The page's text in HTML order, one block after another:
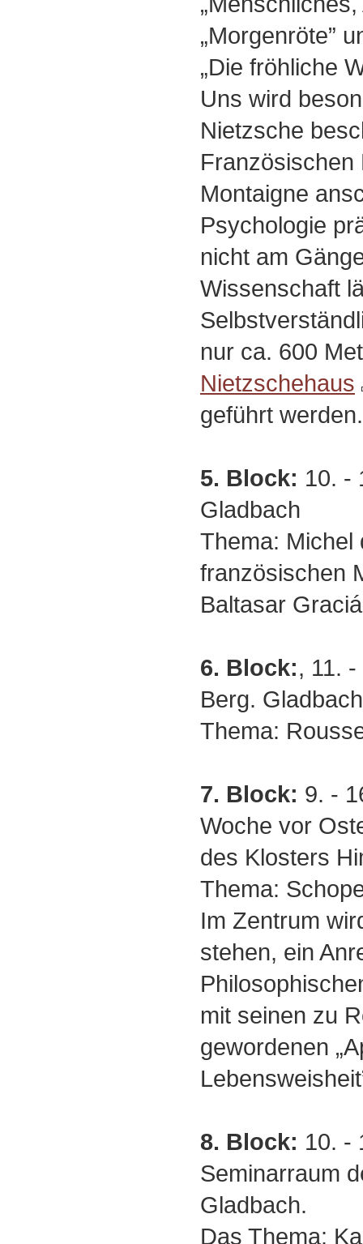
„Morgenröte”
„Die fröhliche
Uns wird
Nietzsche
Französischen
Montaigne
Psychologie
nicht am
Wissenschaft
nur ca. 600
Nietzschehaus
geführt werden.
5. Block: 10. -
Gladbach
Thema: Michel
französischen
Baltasar
6. Block:, 11.
Berg. Gladbach
Thema:
7. Block: 9. -
Woche vor
des Klosters
Thema:
Im Zentrum
stehen, ein
mit seinen zu
gewordenen
8. Block: 10. -
Seminarraum
Gladbach.
Das Thema: